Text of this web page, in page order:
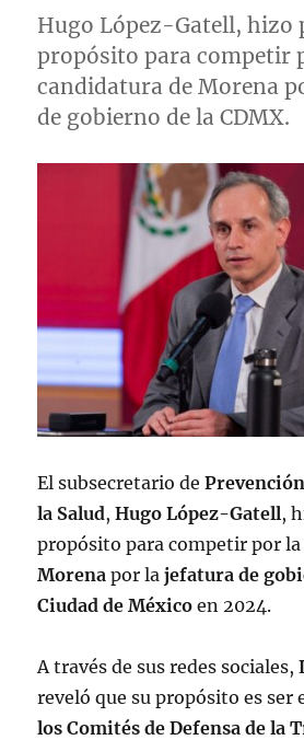
Hugo López-Gatell, hizo
propósito para competir
candidatura de Morena
de gobierno de la CDMX.
El subsecretario de
la Salud,Hugo López-Gatell,
propósito para competir por
Morena por la jefatura de
Ciudad de México en 2024.
A través de sus redes sociales,
reveló que su propósito es ser
los Comités de Defensa de la